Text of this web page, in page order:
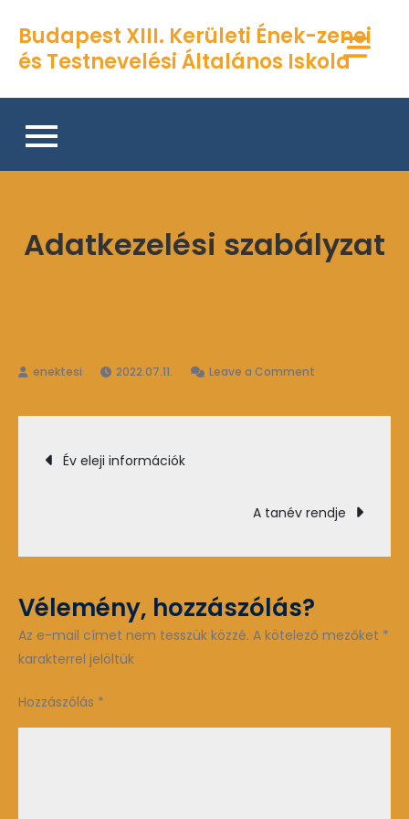
content
Budapest XIII. Kerületi Ének-zenei
és Testnevelési Általános Iskola
Adatkezelési szabályzat
2022.07.11. Leave a Comment
szabályzat
Bejegyzés
Év eleji információk
A tanév rendje
Vélemény, hozzászólás?
Az e-mail címet nem tesszük közzé. A kötelező mezőket *
karakterrel jelöltük
Hozzászólás *